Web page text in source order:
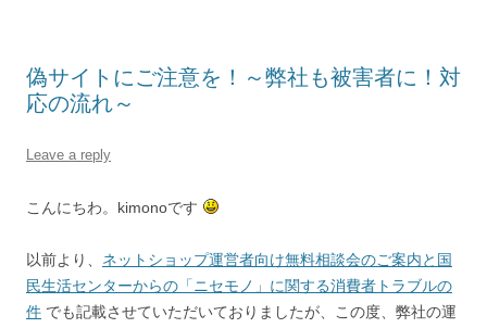
偽サイトにご注意を！～弊社も被害者に！対
応の流れ～
Leave a reply
こんにちわ。kimonoです
以前より、 ネットショップ運営者向け無料相談会のご案内と国
民生活センターからの「ニセモノ」に関する消費者トラブルの
件 でも記載させていただいておりましたが、この度、弊社の運